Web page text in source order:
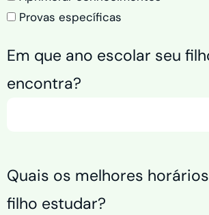
Provas específicas
Em que ano escolar seu
encontra?
Quais os melhores
filho estudar?